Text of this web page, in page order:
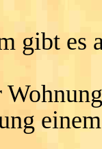
gibt es